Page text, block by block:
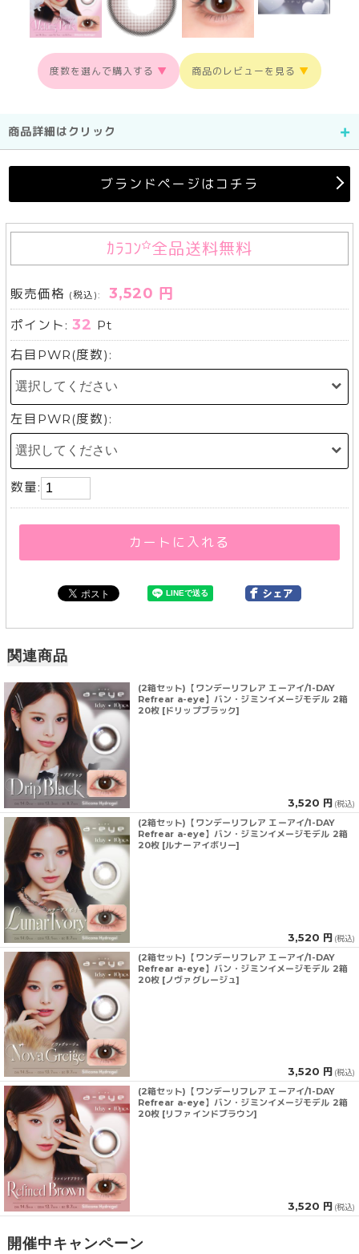
度数を選んで購入する ▼ 商品のレビューを見る ▼
商品詳細はクリック
ブランドページはコチラ
ｶﾗｺﾝ 全品送料無料
販売価格 (税込): 3,520 円
ポイント:32 Pt
右目PWR(度数):
左目PWR(度数):
数量:
カートに入れる
関連商品
(2箱セット)【ワンデーリフレア エーアイ/1-DAY
Refrear a-eye】バン・ジミンイメージモデル 2箱
20枚 [ドリップブラック]
3,520 円 (税込)
(2箱セット)【ワンデーリフレア エーアイ/1-DAY
Refrear a-eye】バン・ジミンイメージモデル 2箱
20枚 [ルナーアイボリー]
3,520 円 (税込)
(2箱セット)【ワンデーリフレア エーアイ/1-DAY
Refrear a-eye】バン・ジミンイメージモデル 2箱
20枚 [ノヴァグレージュ]
3,520 円 (税込)
(2箱セット)【ワンデーリフレア エーアイ/1-DAY
Refrear a-eye】バン・ジミンイメージモデル 2箱
20枚 [リファインドブラウン]
3,520 円 (税込)
開催中キャンペーン